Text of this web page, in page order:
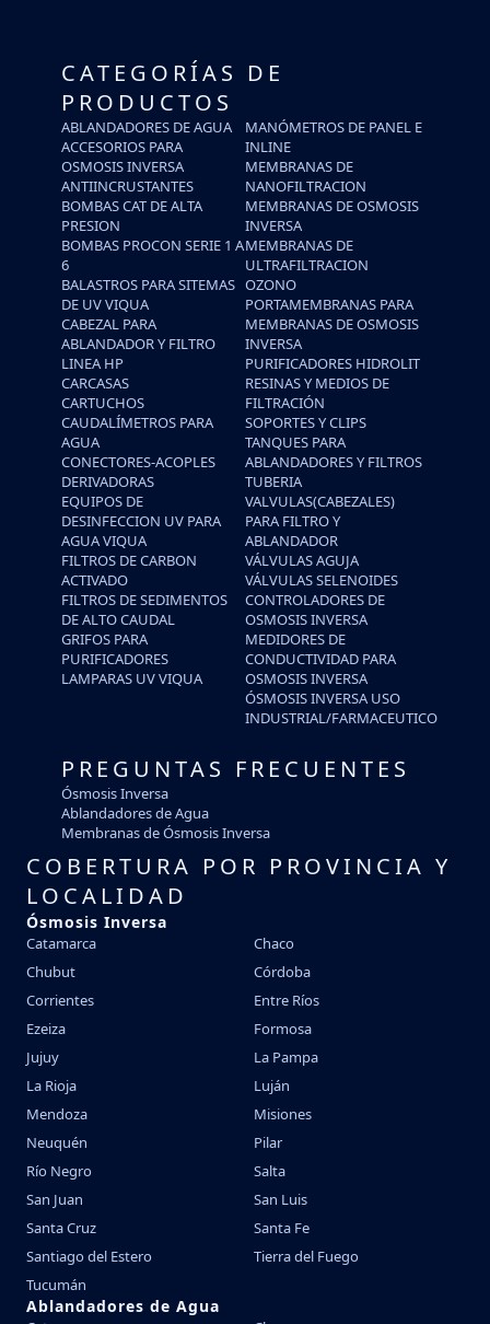
CATEGORÍAS DE
PRODUCTOS
ABLANDADORES DE AGUA
ACCESORIOS PARA
OSMOSIS INVERSA
ANTIINCRUSTANTES
BOMBAS CAT DE ALTA
PRESION
BOMBAS PROCON SERIE 1 A
6
BALASTROS PARA SITEMAS
DE UV VIQUA
CABEZAL PARA
ABLANDADOR Y FILTRO
LINEA HP
CARCASAS
CARTUCHOS
CAUDALÍMETROS PARA
AGUA
CONECTORES-ACOPLES
DERIVADORAS
EQUIPOS DE
DESINFECCION UV PARA
AGUA VIQUA
FILTROS DE CARBON
ACTIVADO
FILTROS DE SEDIMENTOS
DE ALTO CAUDAL
GRIFOS PARA
PURIFICADORES
LAMPARAS UV VIQUA
MANÓMETROS DE PANEL E
INLINE
MEMBRANAS DE
NANOFILTRACION
MEMBRANAS DE OSMOSIS
INVERSA
MEMBRANAS DE
ULTRAFILTRACION
OZONO
PORTAMEMBRANAS PARA
MEMBRANAS DE OSMOSIS
INVERSA
PURIFICADORES HIDROLIT
RESINAS Y MEDIOS DE
FILTRACIÓN
SOPORTES Y CLIPS
TANQUES PARA
ABLANDADORES Y FILTROS
TUBERIA
VALVULAS(CABEZALES)
PARA FILTRO Y
ABLANDADOR
VÁLVULAS AGUJA
VÁLVULAS SELENOIDES
CONTROLADORES DE
OSMOSIS INVERSA
MEDIDORES DE
CONDUCTIVIDAD PARA
OSMOSIS INVERSA
ÓSMOSIS INVERSA USO
INDUSTRIAL/FARMACEUTICO
PREGUNTAS FRECUENTES
Ósmosis Inversa
Ablandadores de Agua
Membranas de Ósmosis Inversa
COBERTURA POR PROVINCIA Y
LOCALIDAD
Ósmosis Inversa
Catamarca
Chaco
Chubut
Córdoba
Corrientes
Entre Ríos
Ezeiza
Formosa
Jujuy
La Pampa
La Rioja
Luján
Mendoza
Misiones
Neuquén
Pilar
Río Negro
Salta
San Juan
San Luis
Santa Cruz
Santa Fe
Santiago del Estero
Tierra del Fuego
Tucumán
Ablandadores de Agua